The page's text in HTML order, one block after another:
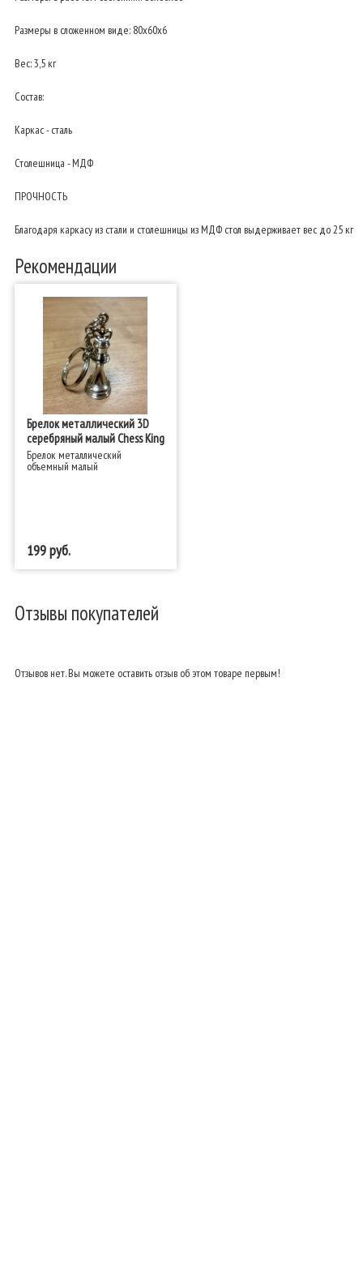
Размеры в сложенном виде: 80x60x6
Вес: 3,5 кг
Состав:
Каркас - сталь
Столешница - МДФ
ПРОЧНОСТЬ
Благодаря каркасу из стали и столешницы из МДФ стол выдерживает вес до 25 кг
Рекомендации
Брелок металлический 3D
серебряный малый Chess King
Брелок металлический
объемный малый
199
Отзывы покупателей
Отзывов нет. Вы можете оставить отзыв об этом товаре первым!